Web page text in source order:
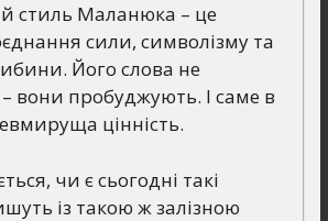
стиль Маланюка – це
сили, символізму та
Його слова не
вони пробуджують. І саме в
цінність.
чи є сьогодні такі
із такою ж залізною